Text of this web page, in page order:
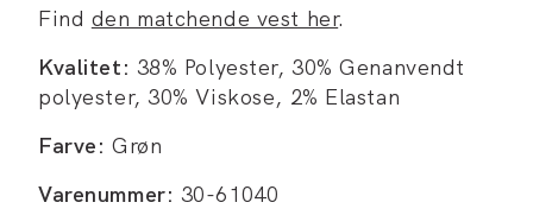
Find den matchende vest her.
Kvalitet: 38% Polyester, 30% Genanvendt
polyester, 30% Viskose, 2% Elastan
Farve: Grøn
Varenummer: 30-61040